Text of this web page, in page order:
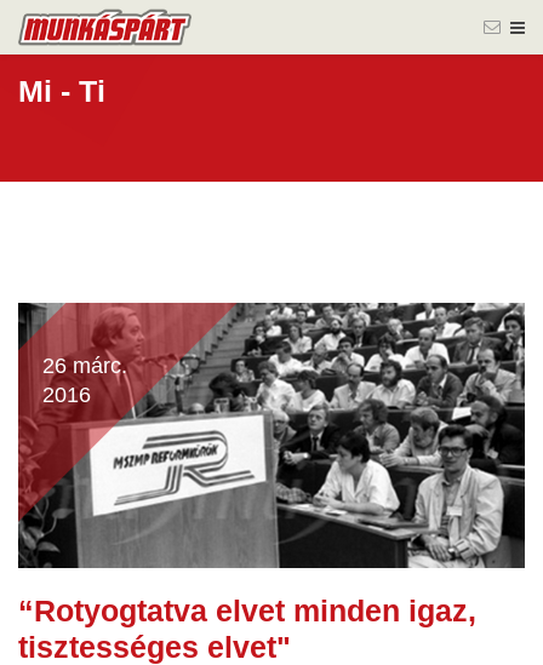
Mi - Ti
26 márc.
2016
“Rotyogtatva elvet minden igaz,
tisztességes elvet"